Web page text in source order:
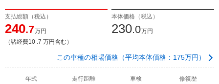
支払総額（税込）
240.7万円
（諸経費10 .7 万円含む）
本体価格（税込）
230.0万円
この車種の相場価格（平均本体価格：175万円）
年式 走行距離
車検
修復歴